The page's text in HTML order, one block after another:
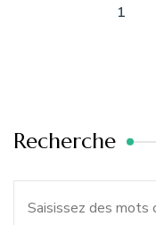
PAGE
1
Recherche